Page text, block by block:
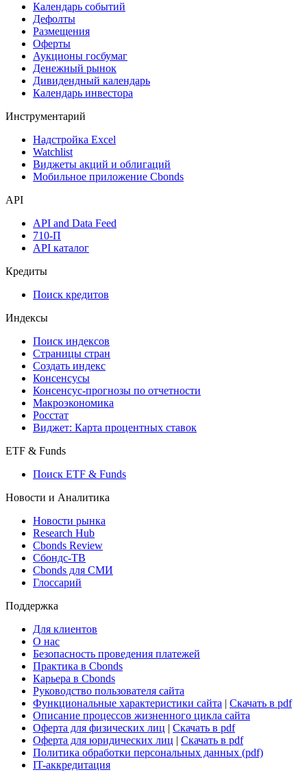
Календарь событий
Дефолты
Размещения
Оферты
Аукционы госбумаг
Денежный рынок
Дивидендный календарь
Календарь инвестора
Инструментарий
Надстройка Excel
Watchlist
Виджеты акций и облигаций
Мобильное приложение Cbonds
API
API and Data Feed
710-П
API каталог
Кредиты
Поиск кредитов
Индексы
Поиск индексов
Страницы стран
Создать индекс
Консенсусы
Консенсус-прогнозы по отчетности
Макроэкономика
Росстат
Виджет: Карта процентных ставок
ETF & Funds
Поиск ETF & Funds
Новости и Аналитика
Новости рынка
Research Hub
Cbonds Review
Сбондс-ТВ
Cbonds для СМИ
Глоссарий
Поддержка
Для клиентов
О нас
Безопасность проведения платежей
Практика в Cbonds
Карьера в Cbonds
Руководство пользователя сайта
Функциональные характеристики сайта | Скачать в pdf
Описание процессов жизненного цикла сайта
Оферта для физических лиц | Скачать в pdf
Оферта для юридических лиц | Скачать в pdf
Политика обработки персональных данных (pdf)
IT-аккредитация